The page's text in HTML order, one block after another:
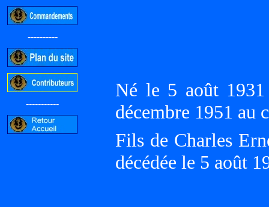
----------
-----------
Né le 5 août
décembre 1951 au
Fils de Charles
décédée le 5 août